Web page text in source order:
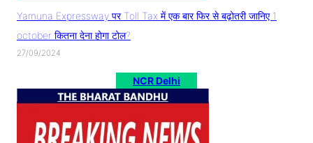
Yamuna Expressway पर Toll Tax में एक बार फिर से बढ़ोतरी जानिए 1
october कितना देना होगा टोल?
27/09/2024
NCR Delhi